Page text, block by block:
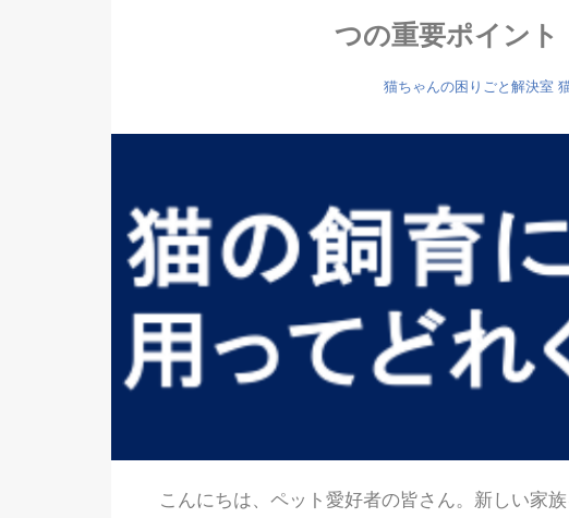
つの重要ポイント
猫ちゃんの困りごと解決室
こんにちは、ペット愛好者の皆さん。新しい家